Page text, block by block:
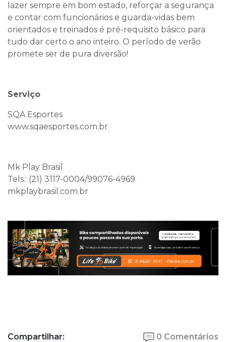
lazer sempre em bom estado, reforçar a segurança
e contar com funcionários e guarda-vidas bem
orientados e treinados é pré-requisito básico para
tudo dar certo o ano inteiro. O período de verão
promete ser de pura diversão!
Serviço
SQA Esportes
www.sqaesportes.com.br
Mk Play Brasil
Tels.: (21) 3117-0004/99076-4969
mkplaybrasil.com.br
Compartilhar: 0 Comentários